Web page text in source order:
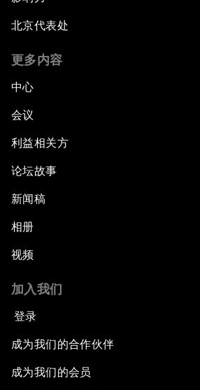
北京代表处
更多内容
中心
会议
利益相关方
论坛故事
新闻稿
相册
视频
加入我们
登录
成为我们的合作伙伴
成为我们的会员